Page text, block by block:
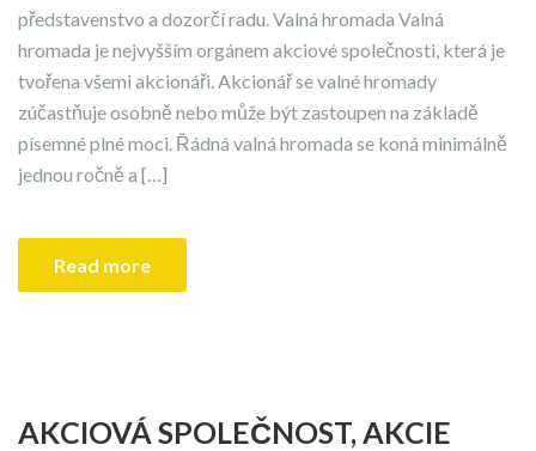
představenstvo a dozorčí radu. Valná hromada Valná
hromada je nejvyšším orgánem akciové společnosti, která je
tvořena všemi akcionáři. Akcionář se valné hromady
zúčastňuje osobně nebo může být zastoupen na základě
písemné plné moci. Řádná valná hromada se koná minimálně
jednou ročně a […]
Read more
AKCIOVÁ SPOLEČNOST, AKCIE